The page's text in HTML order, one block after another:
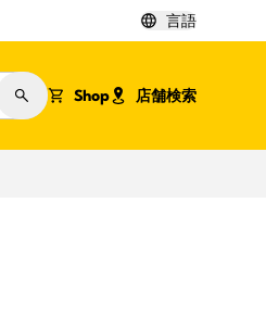
言語
Shop 店舗検索